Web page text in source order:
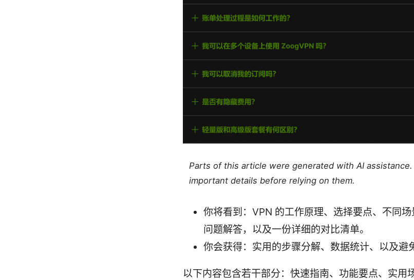
Parts of this article were generated with AI
important details before relying on them.
你将看到：VPN 的工作原理、选择要点、不同
问题解答，以及一份详细的对比清单。
你会获得：实用的步骤分解、数据统计、以及避
以下内容包含若干部分：快速指南、功能要点、实用